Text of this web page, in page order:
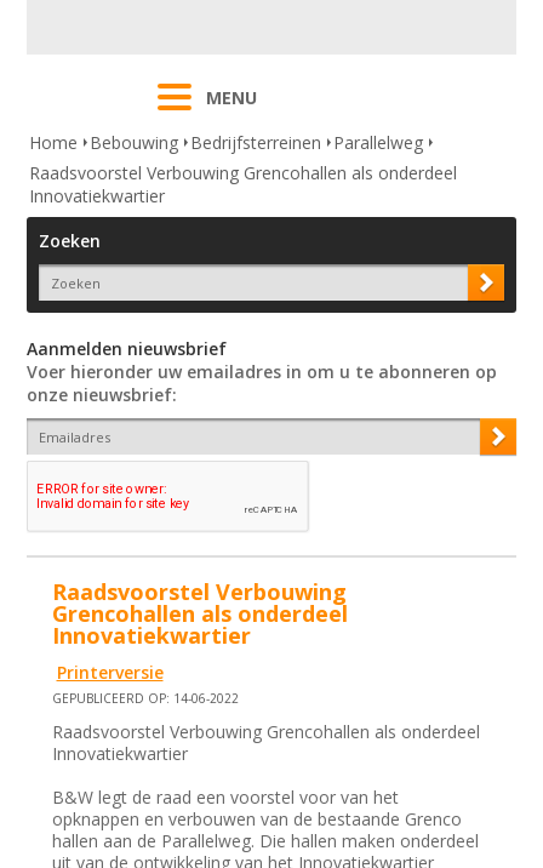
MENU
Home
Bebouwing Bedrijfsterreinen
Parallelweg
Raadsvoorstel Verbouwing Grencohallen als onderdeel
Innovatiekwartier
Zoeken
Aanmelden nieuwsbrief
Voer hieronder uw emailadres in om u te abonneren op
onze nieuwsbrief:
Raadsvoorstel Verbouwing
Grencohallen als onderdeel
Innovatiekwartier
Printerversie
GEPUBLICEERD OP: 14-06-2022
Raadsvoorstel Verbouwing Grencohallen als onderdeel
Innovatiekwartier
B&W legt de raad een voorstel voor van het
opknappen en verbouwen van de bestaande Grenco
hallen aan de Parallelweg. Die hallen maken onderdeel
uit van de ontwikkeling van het Innovatiekwartier